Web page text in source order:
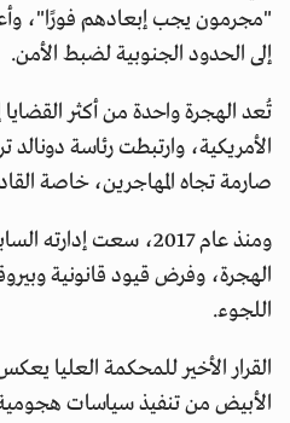
"مجرمون يجب إبعادهم فورًا"،
إلى الحدود الجنوبية لضبط الأمن.
تُعد الهجرة واحدة من أكثر
الأمريكية، وارتبطت رئاسة دونالد
صارمة تجاه المهاجرين، خاصة
ومنذ عام 2017، سعت
الهجرة، وفرض قيود قانونية
اللجوء.
القرار الأخير للمحكمة العليا
الأبيض من تنفيذ سياسات